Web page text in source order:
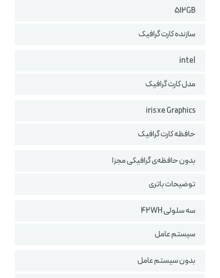
512GB
سازنده کارت گرافیک
intel
مدل کارت گرافیک
iris xe Graphics
حافظه کارت گرافیک
بدون حافظه‌ی گرافیکی مجزا
توضیحات باتری
سه سلولی 42WH
سیستم عامل
بدون سیستم عامل